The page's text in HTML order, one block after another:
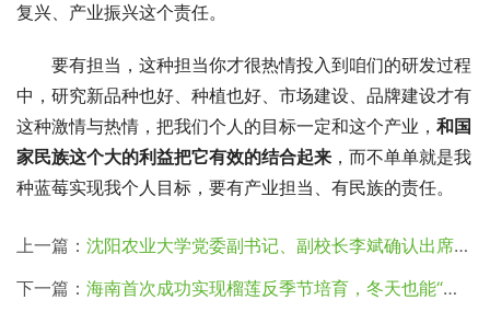
复兴、产业振兴这个责任。
要有担当，这种担当你才很热情投入到咱们的研发过程
中，研究新品种也好、种植也好、市场建设、品牌建设才有
这种激情与热情，把我们个人的目标一定和这个产业， 和国
家民族这个大的利益把它有效的结合起来 ，而不单单就是我
种蓝莓实现我个人目标，要有产业担当、有民族的责任。
上一篇： 沈阳农业大学党委副书记、副校长李斌确认出席2025云南蓝莓大会！
下一篇： 海南首次成功实现榴莲反季节培育，冬天也能“树上熟”！